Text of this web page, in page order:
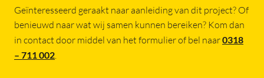
Geïnteresseerd geraakt naar aanleiding van dit project? Of
benieuwd naar wat wij samen kunnen bereiken? Kom dan
in contact door middel van het formulier of bel naar0318
– 711 002.